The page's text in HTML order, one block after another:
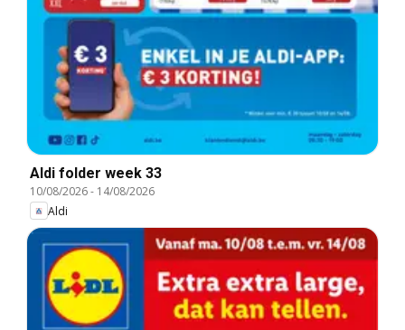
Aldi folder week 33
10/08/2026- 14/08/2026
Aldi